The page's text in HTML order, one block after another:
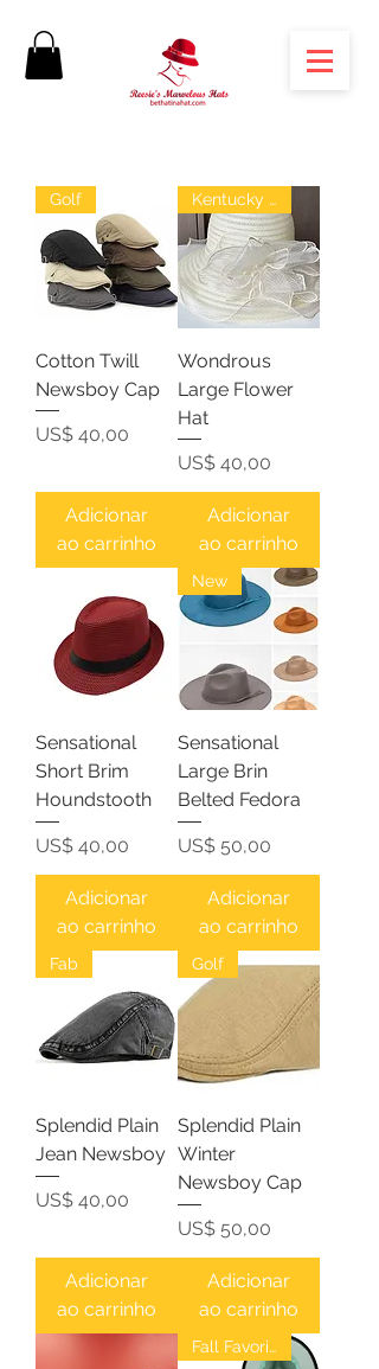
Golf
Cotton Twill
Newsboy Cap
Preço
US$ 40,00
Adicionar
ao carrinho
Kentucky Derby
Wondrous
Large Flower
Hat
Preço
US$ 40,00
Adicionar
ao carrinho
Sensational
Short Brim
Houndstooth
Preço
US$ 40,00
Adicionar
ao carrinho
New
Sensational
Large Brin
Belted Fedora
Preço
US$ 50,00
Adicionar
ao carrinho
Fab
Splendid Plain
Jean Newsboy
Preço
US$ 40,00
Adicionar
ao carrinho
Golf
Splendid Plain
Winter
Newsboy Cap
Preço
US$ 50,00
Adicionar
ao carrinho
Fall Favorites